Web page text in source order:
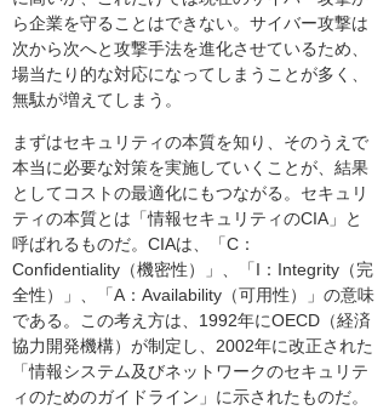
ら企業を守ることはできない。サイバー攻撃は
次から次へと攻撃手法を進化させているため、
場当たり的な対応になってしまうことが多く、
無駄が増えてしまう。
まずはセキュリティの本質を知り、そのうえで
本当に必要な対策を実施していくことが、結果
としてコストの最適化にもつながる。セキュリ
ティの本質とは「情報セキュリティのCIA」と
呼ばれるものだ。CIAは、「C：
Confidentiality（機密性）」、「I：Integrity（完
全性）」、「A：Availability（可用性）」の意味
である。この考え方は、1992年にOECD（経済
協力開発機構）が制定し、2002年に改正された
「情報システム及びネットワークのセキュリテ
ィのためのガイドライン」に示されたものだ。